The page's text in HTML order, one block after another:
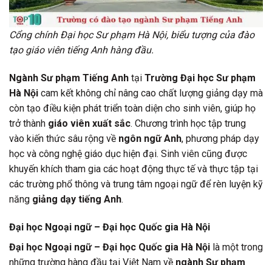
Cổng chính Đại học Sư phạm Hà Nội, biểu tượng của đào
tạo giáo viên tiếng Anh hàng đầu.
Ngành Sư phạm Tiếng Anh tại Trường Đại học Sư phạm
Hà Nội cam kết không chỉ nâng cao chất lượng giảng dạy mà
còn tạo điều kiện phát triển toàn diện cho sinh viên, giúp họ
trở thành giáo viên xuất sắc. Chương trình học tập trung
vào kiến thức sâu rộng về ngôn ngữ Anh, phương pháp dạy
học và công nghệ giáo dục hiện đại. Sinh viên cũng được
khuyến khích tham gia các hoạt động thực tế và thực tập tại
các trường phổ thông và trung tâm ngoại ngữ để rèn luyện kỹ
năng giảng dạy tiếng Anh.
Đại học Ngoại ngữ – Đại học Quốc gia Hà Nội
Đại học Ngoại ngữ – Đại học Quốc gia Hà Nội là một trong
những trường hàng đầu tại Việt Nam về ngành Sư phạm